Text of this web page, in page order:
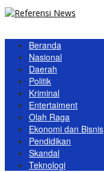
Beranda
Nasional
Daerah
Politik
Kriminal
Entertaiment
Olah Raga
Ekonomi dan Bisnis
Pendidikan
Skandal
Teknologi